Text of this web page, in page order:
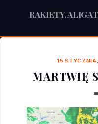
RAKIETY,
15
MARTWIĘ